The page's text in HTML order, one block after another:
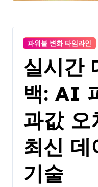
파워볼 변화 타임라인
실시간
백: AI
과값 오
최신 데
기술